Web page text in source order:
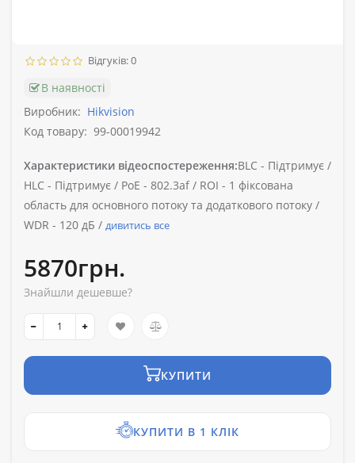
Відгуків: 0
В наявності
Виробник: Hikvision
Код товару: 99-00019942
Характеристики відеоспостереження:BLC - Підтримує /
HLC - Підтримує / PoE - 802.3af / ROI - 1 фіксована
область для основного потоку та додаткового потоку /
WDR - 120 дБ / дивитись все
5870грн.
Знайшли дешевше?
КУПИТИ
КУПИТИ В 1 КЛІК